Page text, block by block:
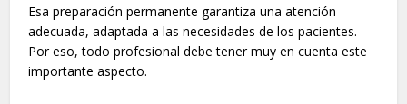
Esa preparación permanente garantiza una atención
adecuada, adaptada a las necesidades de los pacientes.
Por eso, todo profesional debe tener muy en cuenta este
importante aspecto.